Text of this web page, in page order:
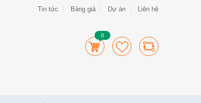
Tin tức Bảng giá Dự án Liên hệ
0